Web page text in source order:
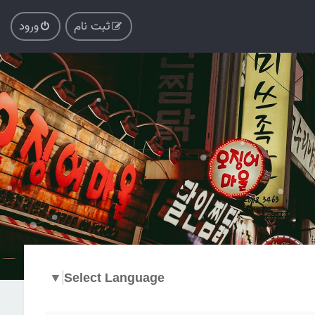
ورود ثبت نام
Select Language
▼